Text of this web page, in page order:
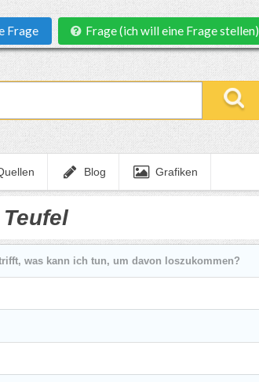
Frage Frage (ich will eine Frage stellen)
Blog Grafiken
was kann ich tun, um davon loszukommen?